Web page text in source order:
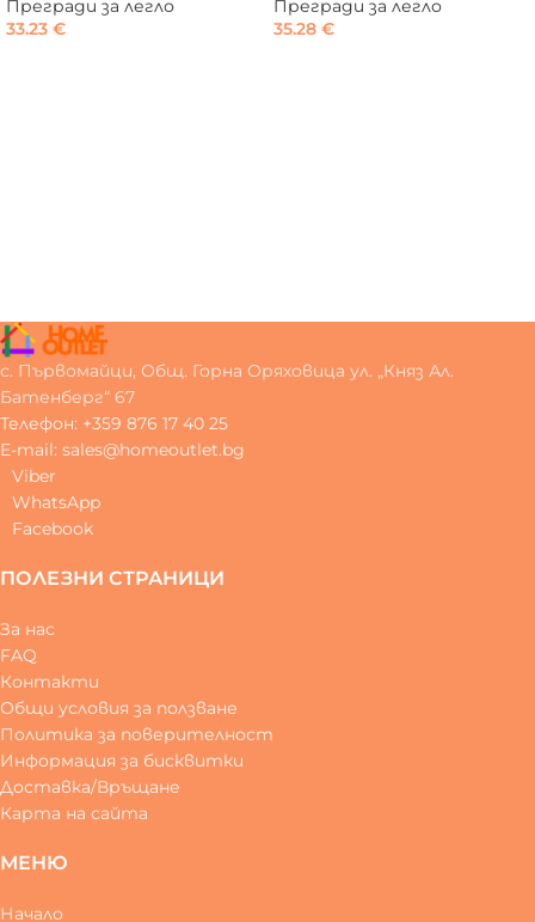
Прегради за легло
33.23 €
Прегради за легло
35.28 €
с. Първомайци, Общ. Горна Оряховица ул. „Княз Ал.
Батенберг“ 67
Телефон: +359 876 17 40 25
E-mail: sales@homeoutlet.bg
Viber
WhatsApp
Facebook
ПОЛЕЗНИ СТРАНИЦИ
За нас
FAQ
Контакти
Общи условия за ползване
Политика за поверителност
Информация за бисквитки
Доставка/Връщане
Карта на сайта
МЕНЮ
Начало